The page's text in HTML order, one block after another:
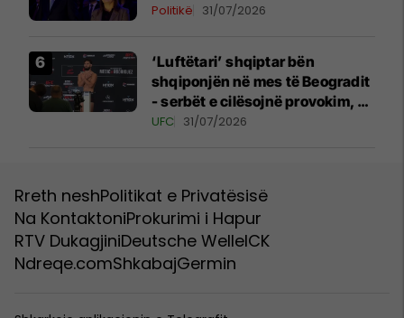
Politikë 31/07/2026
‘Luftëtari’ shqiptar bën
shqiponjën në mes të Beogradit
- serbët e cilësojnë provokim, ai
e cilëson simbol të identitetit
UFC 31/07/2026
Rreth neshPolitikat e Privatësisë
Na KontaktoniProkurimi i Hapur
RTV DukagjiniDeutsche WelleICK
Ndreqe.comShkabajGermin